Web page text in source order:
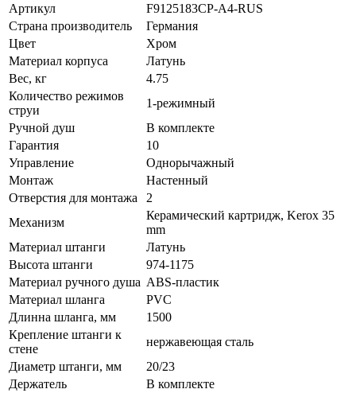
Артикул
F9125183CP-A4-RUS
Страна производитель
Германия
Цвет
Хром
Материал корпуса
Латунь
Вес, кг
4.75
Количество режимов
струи
1-режимный
Ручной душ
В комплекте
Гарантия
10
Управление
Однорычажный
Монтаж
Настенный
Отверстия для монтажа
2
Механизм
Керамический картридж, Kerox 35
mm
Материал штанги
Латунь
Высота штанги
974-1175
Материал ручного душа ABS-пластик
Материал шланга
PVC
Длинна шланга, мм
1500
Крепление штанги к
стене
нержавеющая сталь
Диаметр штанги, мм
20/23
Держатель
В комплекте